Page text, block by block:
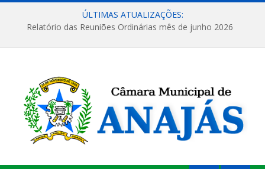
ÚLTIMAS ATUALIZAÇÕES:
Relatório das Reuniões Ordinárias mês de junho 2026